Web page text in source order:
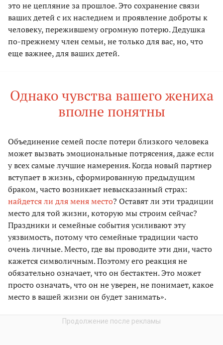
это не цепляние за прошлое. Это сохранение связи
ваших детей с их наследием и проявление доброты к
человеку, пережившему огромную потерю. Дедушка
по-прежнему член семьи, не только для вас, но, что
еще важнее, для ваших детей.
Однако чувства вашего жениха
вполне понятны
Объединение семей после потери близкого человека
может вызвать эмоциональные потрясения, даже если
у всех самые лучшие намерения. Когда новый партнер
вступает в жизнь, сформированную предыдущим
браком, часто возникает невысказанный страх:
найдется ли для меня место? Оставят ли эти традиции
место для той жизни, которую мы строим сейчас?
Праздники и семейные события усиливают эту
уязвимость, потому что семейные традиции часто
очень личные. Место, где вы проводите эти дни, часто
кажется символичным. Поэтому его реакция не
обязательно означает, что он бестактен. Это может
просто означать, что он не уверен, не понимает, какое
место в вашей жизни он будет занимать».